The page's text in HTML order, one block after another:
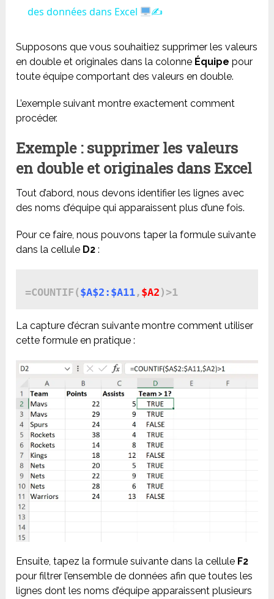
des données dans Excel
✍
Supposons que vous souhaitiez supprimer les valeurs
en double et originales dans la colonne Équipe pour
toute équipe comportant des valeurs en double.
L’exemple suivant montre exactement comment
procéder.
Exemple : supprimer les valeurs
en double et originales dans Excel
Tout d’abord, nous devons identifier les lignes avec
des noms d’équipe qui apparaissent plus d’une fois.
Pour ce faire, nous pouvons taper la formule suivante
dans la cellule D2 :
=COUNTIF($A$2:$A11 , $A2 )>1
La capture d’écran suivante montre comment utiliser
cette formule en pratique :
Ensuite, tapez la formule suivante dans la cellule F2
pour filtrer l’ensemble de données afin que toutes les
lignes dont les noms d’équipe apparaissent plusieurs